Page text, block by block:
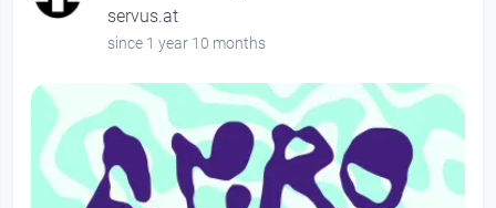
servus.at
since 1 year 10 months